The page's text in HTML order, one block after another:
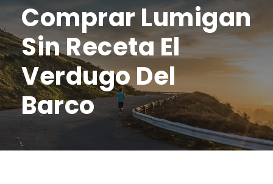
Comprar Lumigan
Sin Receta El
Verdugo Del
Barco